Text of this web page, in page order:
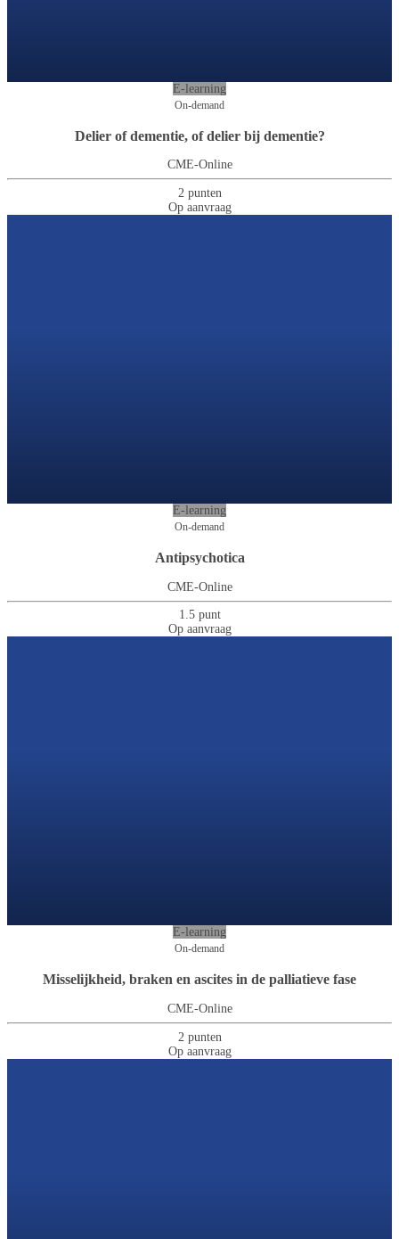
E-learning
On-demand
Delier of dementie, of delier bij dementie?
CME-Online
2 punten
Op aanvraag
E-learning
On-demand
Antipsychotica
CME-Online
1.5 punt
Op aanvraag
E-learning
On-demand
Misselijkheid, braken en ascites in de palliatieve fase
CME-Online
2 punten
Op aanvraag